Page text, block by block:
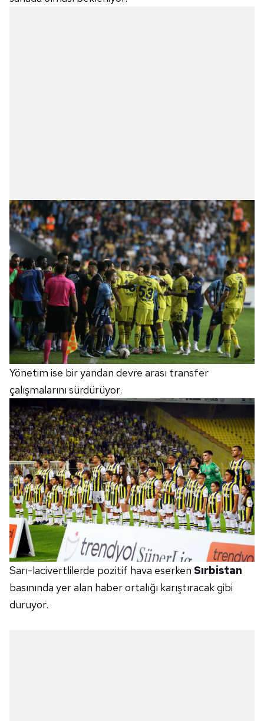
Yönetim ise bir yandan devre arası transfer
çalışmalarını sürdürüyor.
Sarı-lacivertlilerde pozitif hava eserken Sırbistan
basınında yer alan haber ortalığı karıştıracak gibi
duruyor.